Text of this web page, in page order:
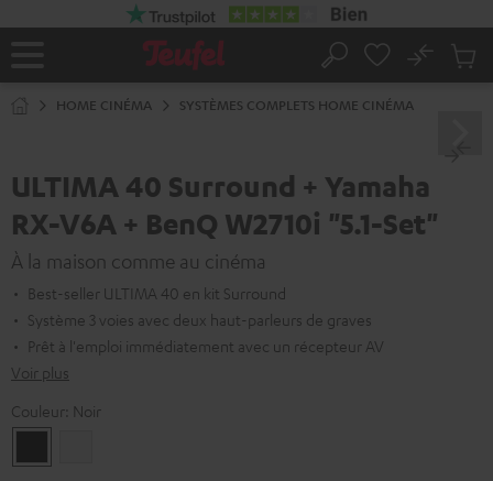
Page
Rechercher
No
HOME CINÉMA SYSTÈMES COMPLETS HOME CINÉMA
ULTIMA 40 Surround + Yamaha
RX-V6A + BenQ W2710i "5.1-Set"
À la maison comme au cinéma
Best-seller ULTIMA 40 en kit Surround
Système 3 voies avec deux haut-parleurs de graves
Prêt à l'emploi immédiatement avec un récepteur AV
Voir plus
Couleur: Noir